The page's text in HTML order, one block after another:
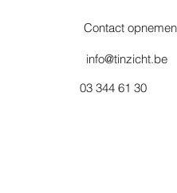
Contact opnemen
info@tinzicht.be
03 344 61 30